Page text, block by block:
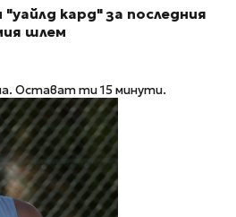
кард" за последния
шлем
Остават ти 15 минути.